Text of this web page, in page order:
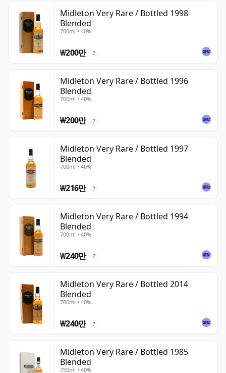
Midleton Very Rare / Bottled 1998
Blended
700ml • 40%
₩200만 ?
Midleton Very Rare / Bottled 1996
Blended
700ml • 40%
₩200만 ?
Midleton Very Rare / Bottled 1997
Blended
700ml • 40%
₩216만 ?
Midleton Very Rare / Bottled 1994
Blended
700ml • 40%
₩240만 ?
Midleton Very Rare / Bottled 2014
Blended
700ml • 40%
₩240만 ?
Midleton Very Rare / Bottled 1985
Blended
750ml • 40%